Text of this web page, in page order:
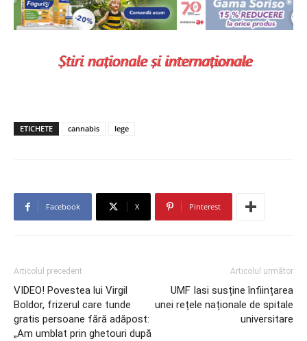
ETICHETE cannabis lege
Facebook X Pinterest
Articolul precedent
VIDEO! Povestea lui Virgil
Boldor, frizerul care tunde
gratis persoane fără adăpost:
„Am umblat prin ghetouri după
Articolul următor
UMF Iasi susține înființarea
unei rețele naționale de spitale
universitare